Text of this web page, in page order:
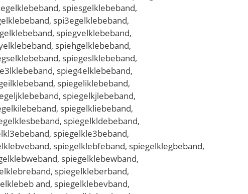
spiesgelklebeband,
spi3egelklebeband,
spiegvelklebeband,
spiehgelklebeband,
spiegeslklebeband,
spieg4elklebeband,
spiegeliklebeband,
spiegelkjlebeband,
spiegelkliebeband,
spiegelkldebeband,
spiegelkle3beband,
spiegelklebfeband, spiegelklegbeband,
spiegelklebewband,
spiegelkleberband,
and, spiegelklebevband,